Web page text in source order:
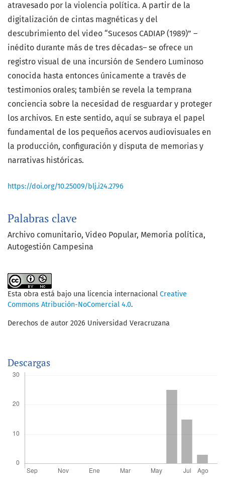
Palabras clave
Archivo comunitario, Video Popular, Memoria política,
Autogestión Campesina
atravesado por la violencia política. A partir de la
digitalización de cintas magnéticas y del
descubrimiento del video “Sucesos CADIAP (1989)” –
inédito durante más de tres décadas– se ofrece un
registro visual de una incursión de Sendero Luminoso
conocida hasta entonces únicamente a través de
testimonios orales; también se revela la temprana
conciencia sobre la necesidad de resguardar y proteger
los archivos. En este sentido, aquí se subraya el papel
fundamental de los pequeños acervos audiovisuales en
la producción, configuración y disputa de memorias y
narrativas históricas.
https://doi.org/10.25009/blj.i24.2796
Esta obra está bajo una licencia internacional Creative
Commons Atribución-NoComercial 4.0.
Derechos de autor 2026 Universidad Veracruzana
Descargas